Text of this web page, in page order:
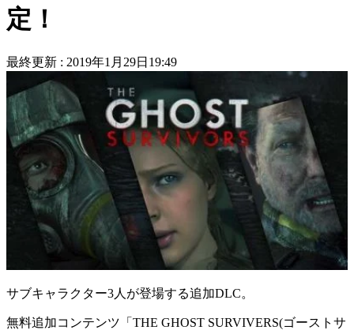
定！
最終更新 : 2019年1月29日19:49
サブキャラクター3人が登場する追加DLC。
無料追加コンテンツ「 THE GHOST SURVIVERS(ゴーストサ